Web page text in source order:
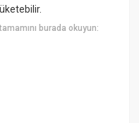
burada okuyun: